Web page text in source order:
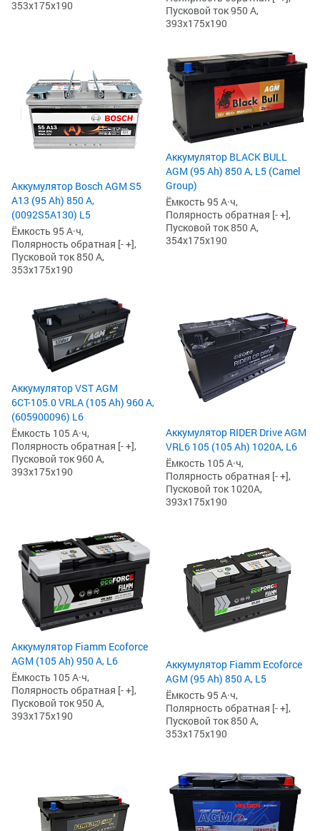
353x175x190
Пусковой ток 950 А,
393x175x190
Аккумулятор Bosch AGM S5
А13 (95 Ah) 850 А,
(0092S5A130) L5
Ёмкость 95 А·ч,
Полярность обратная [- +],
Пусковой ток 850 А,
353x175x190
Аккумулятор BLACK BULL
AGM (95 Ah) 850 А, L5 (Camel
Group)
Ёмкость 95 А·ч,
Полярность обратная [- +],
Пусковой ток 850 А,
354x175x190
Аккумулятор VST AGM
6СТ-105.0 VRLA (105 Ah) 960 А,
(605900096) L6
Ёмкость 105 А·ч,
Полярность обратная [- +],
Пусковой ток 960 А,
393x175x190
Аккумулятор RIDER Drive AGM
VRL6 105 (105 Ah) 1020А, L6
Ёмкость 105 А·ч,
Полярность обратная [- +],
Пусковой ток 1020А,
393x175x190
Аккумулятор Fiamm Ecoforce
AGM (105 Ah) 950 А, L6
Ёмкость 105 А·ч,
Полярность обратная [- +],
Пусковой ток 950 А,
393x175x190
Аккумулятор Fiamm Ecoforce
AGM (95 Ah) 850 A, L5
Ёмкость 95 А·ч,
Полярность обратная [- +],
Пусковой ток 850 А,
353x175x190